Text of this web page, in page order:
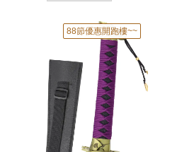
88節優惠開跑樓~~